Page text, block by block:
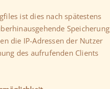
ist dies nach spätestens
Speicherung
die IP-Adressen der Nutzer
des aufrufenden Clients